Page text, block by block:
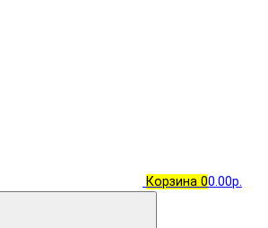
Корзина 00.00р.